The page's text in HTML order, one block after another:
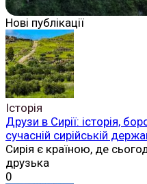
Нові публікації
Історія
Друзи в Сирії: історія,
сучасній сирійській
Сирія є країною, де
друзька
0